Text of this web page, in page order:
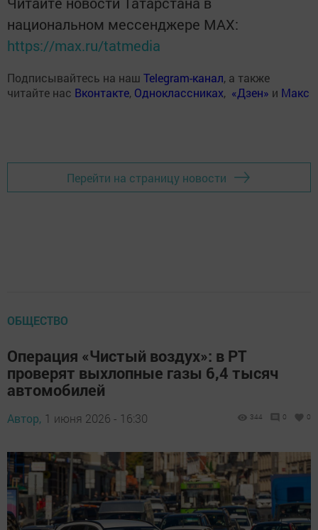
национальном мессенджере MАХ:
https://max.ru/tatmedia
Подписывайтесь на наш Telegram-канал, а также
читайте нас Вконтакте, Одноклассниках, «Дзен» и Макс
Перейти на страницу новости
ОБЩЕСТВО
Операция «Чистый воздух»: в РТ
проверят выхлопные газы 6,4 тысяч
автомобилей
Автор, 1 июня 2026 - 16:30 344 0 0